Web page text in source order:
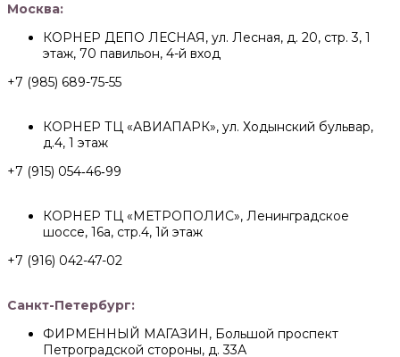
Москва:
КОРНЕР ДЕПО ЛЕСНАЯ, ул. Лесная, д. 20, стр. 3, 1
этаж, 70 павильон, 4-й вход
+7 (985) 689-75-55
КОРНЕР ТЦ «АВИАПАРК», ул. Ходынский бульвар,
д.4, 1 этаж
+7 (915) 054‑46‑99
КОРНЕР ТЦ «МЕТРОПОЛИС», Ленинградское
шоссе, 16а, стр.4, 1й этаж
+7 (916) 042-47-02
Санкт-Петербург:
ФИРМЕННЫЙ МАГАЗИН, Большой проспект
Петроградской стороны, д. 33А